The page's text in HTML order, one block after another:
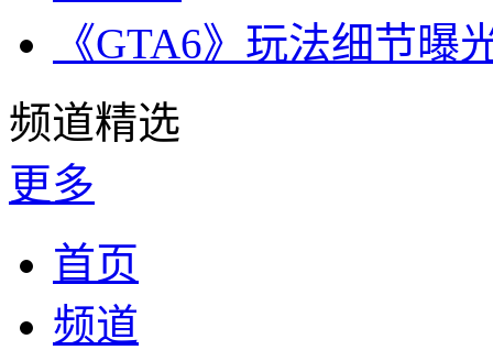
《GTA6》玩法细节
频道精选
更多
首页
频道